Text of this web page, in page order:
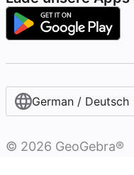
German / Deutsch
© 2026 GeoGebra®